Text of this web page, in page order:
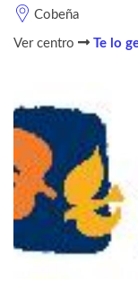
Cobeña
Ver centro Te lo